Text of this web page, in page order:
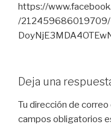
https://
/212459686019709/
Deja una
Tu dirección de
campos obligatorios